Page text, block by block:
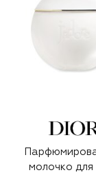
молочко для